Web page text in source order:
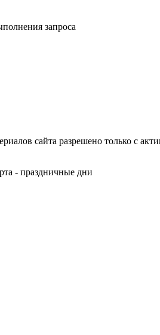
запроса
сайта разрешено только с
- праздничные дни